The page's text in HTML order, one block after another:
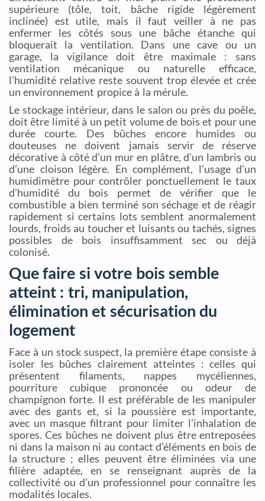
supérieure (tôle, toit, bâche rigide légèrement
inclinée) est utile, mais il faut veiller à ne pas
enfermer les côtés sous une bâche étanche qui
bloquerait la ventilation. Dans une cave ou un
garage, la vigilance doit être maximale : sans
ventilation mécanique ou naturelle efficace,
l’humidité relative reste souvent trop élevée et crée
un environnement propice à la mérule.
Le stockage intérieur, dans le salon ou près du poêle,
doit être limité à un petit volume de bois et pour une
durée courte. Des bûches encore humides ou
douteuses ne doivent jamais servir de réserve
décorative à côté d’un mur en plâtre, d’un lambris ou
d’une cloison légère. En complément, l’usage d’un
humidimètre pour contrôler ponctuellement le taux
d’humidité du bois permet de vérifier que le
combustible a bien terminé son séchage et de réagir
rapidement si certains lots semblent anormalement
lourds, froids au toucher et luisants ou tachés, signes
possibles de bois insuffisamment sec ou déjà
colonisé.
Que faire si votre bois semble
atteint : tri, manipulation,
élimination et sécurisation du
logement
Face à un stock suspect, la première étape consiste à
isoler les bûches clairement atteintes : celles qui
présentent filaments, nappes mycéliennes,
pourriture cubique prononcée ou odeur de
champignon forte. Il est préférable de les manipuler
avec des gants et, si la poussière est importante,
avec un masque filtrant pour limiter l’inhalation de
spores. Ces bûches ne doivent plus être entreposées
ni dans la maison ni au contact d’éléments en bois de
la structure ; elles peuvent être éliminées via une
filière adaptée, en se renseignant auprès de la
collectivité ou d’un professionnel pour connaître les
modalités locales.